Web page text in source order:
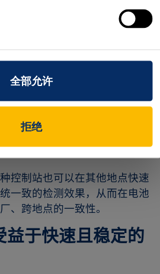
全部允许
拒绝
实时引擎运行 Averna 的检测软
定采集与评估。即使在高速生
、自动地剔除不合格产品。
，Averna 开发出了一套易于使
集成了基准标记（fiducial
基准标记，可以精确测量相机
和角度，支持广泛的检测需
独立地完成系统校准。
控制站也可以在其他地点快速
一致的检测效果，从而在电池
、跨地点的一致性。
益于快速且稳定的